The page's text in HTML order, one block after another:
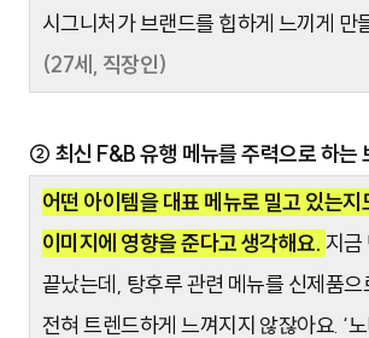
시그니처가 브랜드를 힙하게 느끼게 만
(27세, 직장인)
② 최신 F&B 유행 메뉴를 주력으로 하는
어떤 아이템을 대표 메뉴로 밀고 있는지
이미지에 영향을 준다고 생각해요. 지금
끝났는데, 탕후루 관련 메뉴를 신제품으
전혀 트렌드하게 느껴지지 않잖아요. ‘